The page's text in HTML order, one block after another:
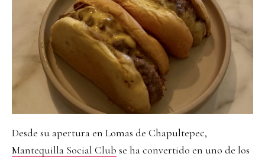
Desde su apertura en Lomas de Chapultepec,
Mantequilla Social Club se ha convertido en uno de los